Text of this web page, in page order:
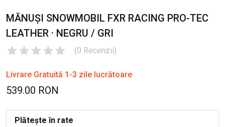
MĂNUȘI SNOWMOBIL FXR RACING PRO-TEC
LEATHER · NEGRU / GRI
(0 Recenzii)
Livrare Gratuită 1-3 zile lucrătoare
539.00 RON
Plătește în rate